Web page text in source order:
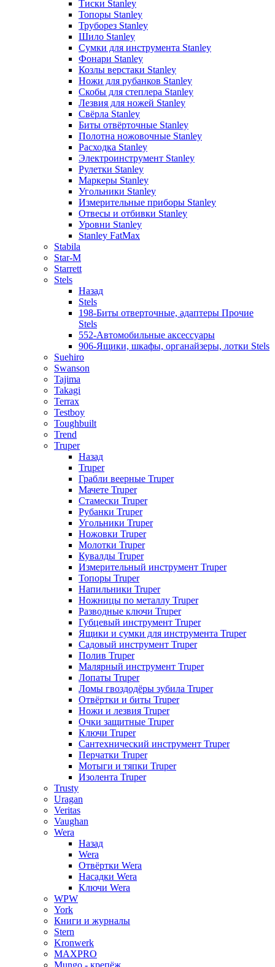
Тиски Stanley
Топоры Stanley
Труборез Stanley
Шило Stanley
Сумки для инструмента Stanley
Фонари Stanley
Козлы верстаки Stanley
Ножи для рубанков Stanley
Скобы для степлера Stanley
Лезвия для ножей Stanley
Свёрла Stanley
Биты отвёрточные Stanley
Полотна ножовочные Stanley
Расходка Stanley
Электроинструмент Stanley
Рулетки Stanley
Маркеры Stanley
Угольники Stanley
Измерительные приборы Stanley
Отвесы и отбивки Stanley
Уровни Stanley
Stanley FatMax
Stabila
Star-M
Starrett
Stels
Назад
Stels
198-Биты отверточные, адаптеры Прочие
Stels
552-Автомобильные аксессуары
906-Ящики, шкафы, органайзеры, лотки Stels
Suehiro
Swanson
Tajima
Takagi
Terrax
Testboy
Toughbuilt
Trend
Truper
Назад
Truper
Грабли веерные Truper
Мачете Truper
Стамески Truper
Рубанки Truper
Угольники Truper
Ножовки Truper
Молотки Truper
Кувалды Truper
Измерительный инструмент Truper
Топоры Truper
Напильники Truper
Ножницы по металлу Truper
Разводные ключи Truper
Губцевый инструмент Truper
Ящики и сумки для инструмента Truper
Садовый инструмент Truper
Полив Truper
Малярный инструмент Truper
Лопаты Truper
Ломы гвоздодёры зубила Truper
Отвёртки и биты Truper
Ножи и лезвия Truper
Очки защитные Truper
Ключи Truper
Сантехнический инструмент Truper
Перчатки Truper
Мотыги и тяпки Truper
Изолента Truper
Trusty
Uragan
Veritas
Vaughan
Wera
Назад
Wera
Отвёртки Wera
Насадки Wera
Ключи Wera
WPW
York
Книги и журналы
Stern
Kronwerk
MAXPRO
Mungo - крепёж